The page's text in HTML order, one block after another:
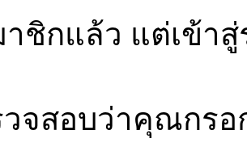
ชิกแล้ว แต่เข้าสู่
จสอบว่าคุณกรอก